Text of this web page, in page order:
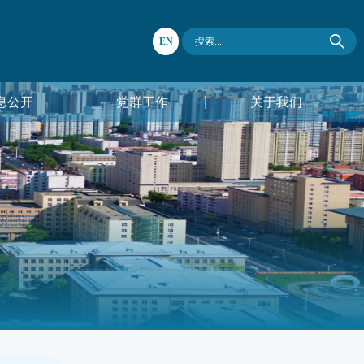
EN
公开 党群工作 关于我们